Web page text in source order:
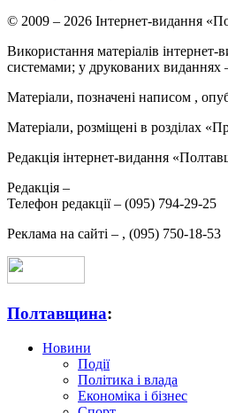
© 2009 – 2026 Інтернет-видання
Використання матеріалів
системами; у друкованих
Матеріали, позначені написом ,
Матеріали, розміщені в розділах
Редакція інтернет-видання
Редакція –
Телефон редакції – (095) 794-29-25
Реклама на сайті – , (095) 750-18-53
Полтавщина:
Новини
Події
Політика і влада
Економіка і бізнес